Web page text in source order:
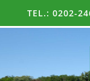
TEL.: 0202-